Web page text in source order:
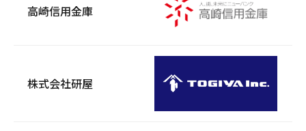
高崎信用金庫
株式会社研屋